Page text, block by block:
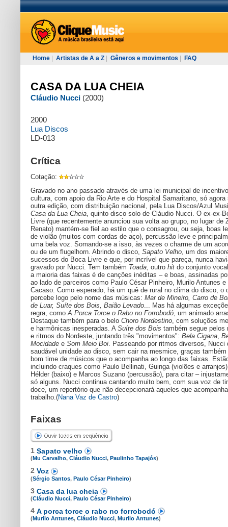
Home Artistas de A a Z Gêneros e movimentos FAQ
CASA DA LUA CHEIA
Cláudio Nucci (2000)
2000
Lua Discos
LD-013
Crítica
Cotação:
Gravado no ano passado através de uma lei municipal de
cultura, com apoio da Rio Arte e do Hospital Samaritano, só agora
outra edição, com distribuição nacional, pela Lua Discos/Azul
Casa da Lua Cheia, quinto disco solo de Cláudio Nucci. O ex-ex-
Livre (que recentemente anunciou sua volta ao grupo, no lugar de
Renato) mantém-se fiel ao estilo que o consagrou, ou seja, boas
de violão (muitos com cordas de aço), percussão leve e
uma bela voz. Somando-se a isso, às vezes o charme de um
ou de um flugelhorn. Abrindo o disco, Sapato Velho, um dos
sucessos do Boca Livre e que, por incrível que pareça, nunca
gravado por Nucci. Tem também Toada, outro hit do conjunto
a maioria das faixas é de canções inéditas – e boas, assinadas
ao lado de parceiros como Paulo César Pinheiro, Murilo Antunes e
Cacaso. Como esperado, há um quê de rural no clima do disco, o
percebe logo pelo nome das músicas: Mar de Mineiro, Carro de
de Luar, Suíte dos Bois, Baião Levado... Mas há algumas
regra, comoA Porca Torce o Rabo no Forrobodó, um animado
Destaque também para o belo Choro Nordestino, com soluções
e harmônicas inesperadas. A Suíte dos Bois também segue pelos
e ritmos do Nordeste, juntando três "movimentos": Bela Cigana,
Mocidade e Som Meio Boi. Passeando por ritmos diversos, Nucci
saudável unidade ao disco, sem cair na mesmice, graças também
bom time de músicos que o acompanha ao longo das faixas.
incluindo craques como Paulo Bellinati, Guinga (violões e
Hélder (baixo) e Marcos Suzano (percussão), para citar –
só alguns. Nucci continua cantando muito bem, com sua voz de
doce, um repertório que não decepcionará aqueles que
trabalho.(Nana Vaz de Castro)
Faixas
1 Sapato velho
(Mu Carvalho, Cláudio Nucci, Paulinho Tapajós)
2 Voz
(Sérgio Santos, Paulo César Pinheiro)
3 Casa da lua cheia
(Cláudio Nucci, Paulo César Pinheiro)
4 A porca torce o rabo no forrobodó
(Murilo Antunes, Cláudio Nucci, Murilo Antunes)